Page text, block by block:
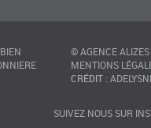
©AGENCE ALIZES
MENTIONS
CRÉDIT :
SUIVEZ NOUS SUR